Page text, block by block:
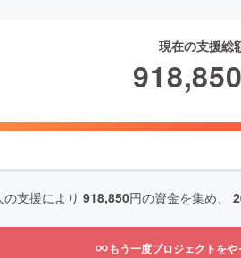
現在の支援総
918,850
の支援により 918,850円の資金を集め、
もう一度プロジェクトを